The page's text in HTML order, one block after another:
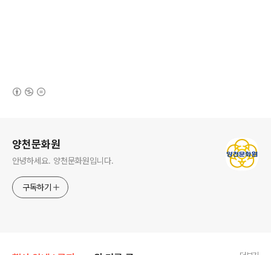
양천문화원
안녕하세요. 양천문화원입니다.
구독하기